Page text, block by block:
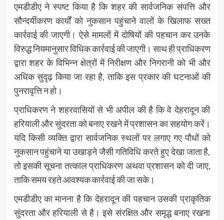
एमडीडीए ने स्पष्ट किया है कि शहर की सार्वजनिक संपत्ति और
सौन्दर्यीकरण कार्यों को नुकसान पहुंचाने वालों के खिलाफ सख्त
कार्रवाई की जाएगी। ऐसे मामलों में दोषियों की पहचान कर उनके
विरुद्ध नियमानुसार विधिक कार्रवाई की जाएगी। साथ ही प्राधिकरण
द्वारा शहर के विभिन्न क्षेत्रों में निरीक्षण और निगरानी को भी और
अधिक सुदृढ़ किया जा रहा है, ताकि इस प्रकार की घटनाओं की
पुनरावृत्ति न हो।
प्राधिकरण ने शहरवासियों से भी अपील की है कि वे देहरादून की
हरियाली और सुंदरता को बनाए रखने में प्रशासन का सहयोग करें।
यदि किसी व्यक्ति द्वारा सार्वजनिक स्थलों पर लगाए गए पौधों को
नुकसान पहुंचाने या उखाड़ने जैसी गतिविधि करते हुए देखा जाता है,
तो इसकी सूचना तत्काल प्राधिकरण अथवा प्रशासन को दी जाए,
ताकि समय रहते आवश्यक कार्रवाई की जा सके।
एमडीडीए का मानना है कि देहरादून की पहचान उसकी प्राकृतिक
सुंदरता और हरियाली से है। इसे संरक्षित और समृद्ध बनाए रखना